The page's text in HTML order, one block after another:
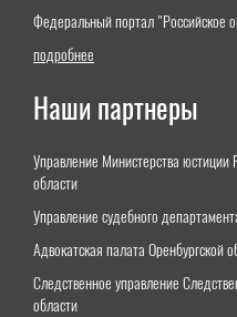
Федеральный портал "Российское
подробнее
Наши партнеры
Управление Министерства
области
Управление судебного
Адвокатская палата Оренбургской
Следственное управление
области